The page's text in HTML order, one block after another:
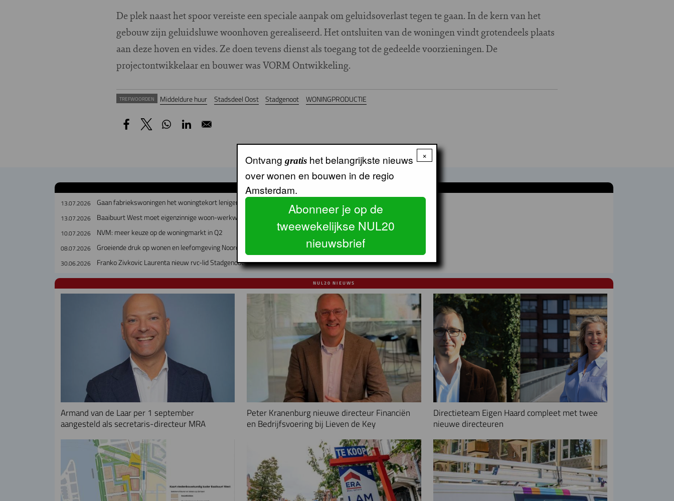
De plek naast het spoor vereiste een speciale aanpak om geluidsoverlast tegen te gaan. In de kern van het
gebouw zijn geluidsluwe woonhoven gerealiseerd. Het ontsluiten van de woningen vindt grotendeels plaats
aan deze hoven en vides. Ze doen tevens dienst als toegang tot de gedeelde voorzieningen. De
projectontwikkelaar en bouwer was VORM Ontwikkeling.
TREFWOORDEN Middeldure huur Stadsdeel Oost Stadgenoot WONINGPRODUCTIE
13.07.2026 Gaan fabriekswoningen het woningtekort lenigen?
13.07.2026 Baaibuurt West moet eigenzinnige woon-werkwijk worden
10.07.2026 NVM: meer keuze op de woningmarkt in Q2
08.07.2026 Groeiende druk op wonen en leefomgeving Noord-Holland
30.06.2026 Franko Zivkovic Laurenta nieuw rvc-lid Stadgenoot
NUL20 NIEUWS
Armand van de Laar per 1 september
aangesteld als secretaris-directeur MRA
Peter Kranenburg nieuwe directeur Financiën
en Bedrijfsvoering bij Lieven de Key
Directieteam Eigen Haard compleet met twee
nieuwe directeuren
×
Ontvang gratis het belangrijkste nieuws
over wonen en bouwen in de regio
Amsterdam.
Abonneer je op de
tweewekelijkse NUL20
nieuwsbrief